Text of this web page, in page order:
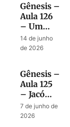
os filhos
Gênesis –
Aula 126
– Um
modelo
de bênção
geração
14 de junho
de 2026
Gênesis –
Aula 125
– Jacó
revela
seus
7 de junho de
2026